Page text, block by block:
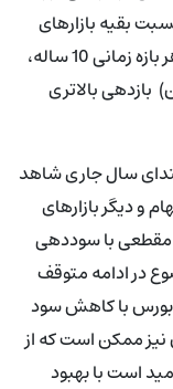
بقیه بازارهای
موازی بالاست. مطالعات نشان می دهد در هر بازه زمانی 10 ساله،
بازدهی بالاتری
سال جاری شاهد
و دیگر بازارهای
مقطعی با سوددهی
در ادامه متوقف
بورس با کاهش سود
نیز ممکن است که از
است با بهبود